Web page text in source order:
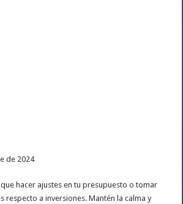
de 2024
hacer ajustes en tu presupuesto o tomar
respecto a inversiones. Mantén la calma y